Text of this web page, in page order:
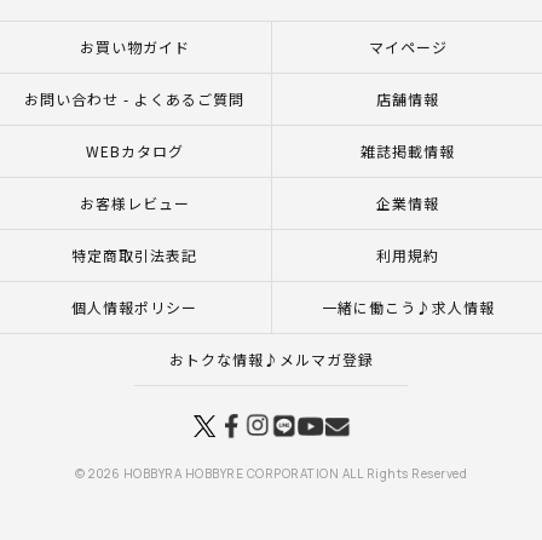
お買い物ガイド マイページ
お問い合わせ - よくあるご質問 店舗情報
WEBカタログ 雑誌掲載情報
お客様レビュー 企業情報
特定商取引法表記 利用規約
個人情報ポリシー 一緒に働こう♪求人情報
おトクな情報♪メルマガ登録
© 2026 HOBBYRA HOBBYRE CORPORATION ALL Rights Reserved